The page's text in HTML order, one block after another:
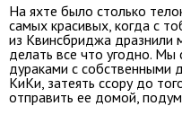
На яхте было столько
самых красивых, когда с
из Квинсбриджа
делать все что угодно.
дураками с собственными
КиКи, затеять ссору до
отправить ее домой,